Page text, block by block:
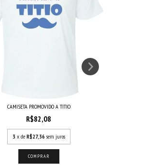
CAMISETA PROMOVIDO A TITIO
R$82,08
3 x de R$27,36 sem juros
COMPRAR